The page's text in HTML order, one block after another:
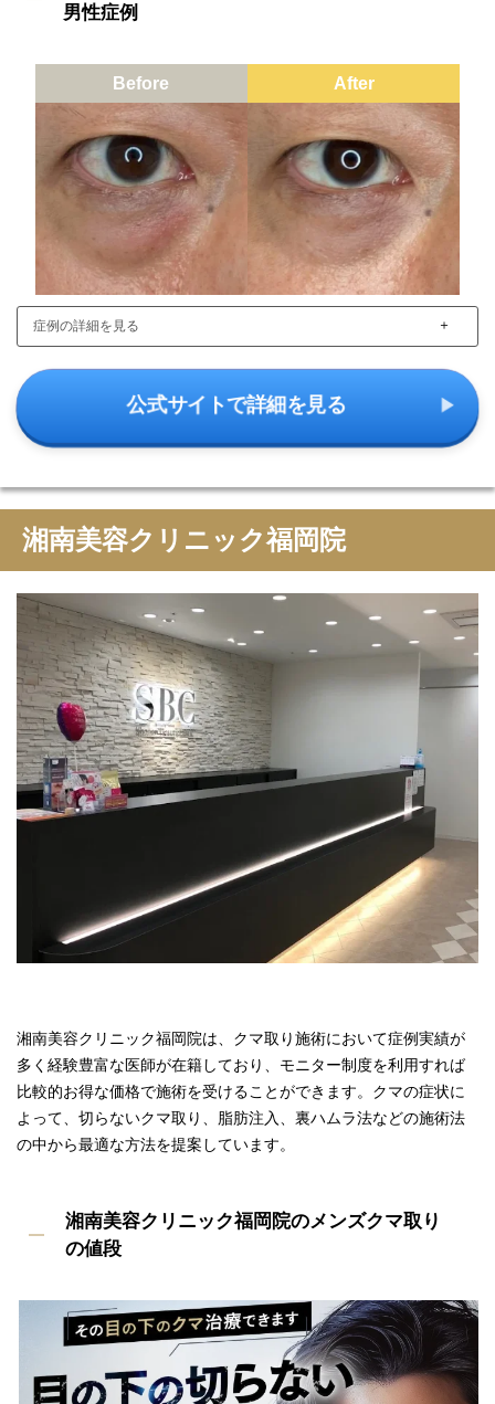
男性症例
Before After
症例の詳細を見る ＋
公式サイトで詳細を見る
湘南美容クリニック福岡院
湘南美容クリニック福岡院は、クマ取り施術において症例実績が
多く経験豊富な医師が在籍しており、モニター制度を利用すれば
比較的お得な価格で施術を受けることができます。クマの症状に
よって、切らないクマ取り、脂肪注入、裏ハムラ法などの施術法
の中から最適な方法を提案しています。
湘南美容クリニック福岡院のメンズクマ取り
の値段